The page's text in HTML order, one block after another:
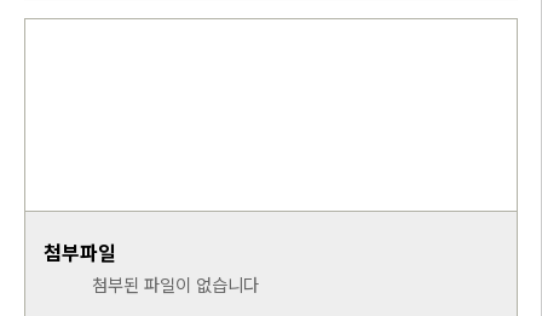
첨부파일
첨부된 파일이 없습니다